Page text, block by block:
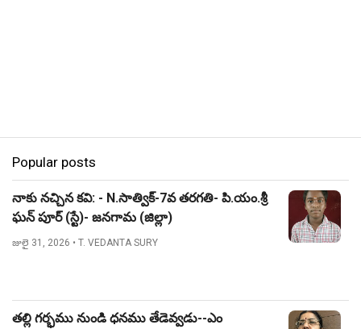
Popular posts
నాకు నచ్చిన కవి: - N.సాత్విక్-7వ తరగతి- పి.యం.శ్రీ
ఘన్ పూర్ (స్టే)- జనగామ (జిల్లా)
జులై 31, 2026 • T. VEDANTA SURY
తల్లి గర్భము నుండి ధనము తేడెవ్వడు--ఎం